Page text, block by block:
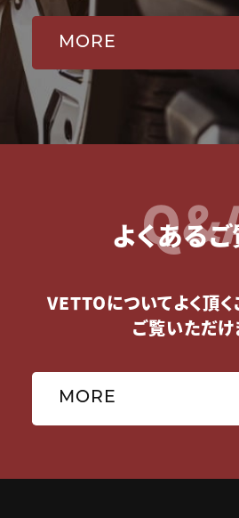
MORE
よくある
VETTOについてよく頂
ご覧いただけ
MORE